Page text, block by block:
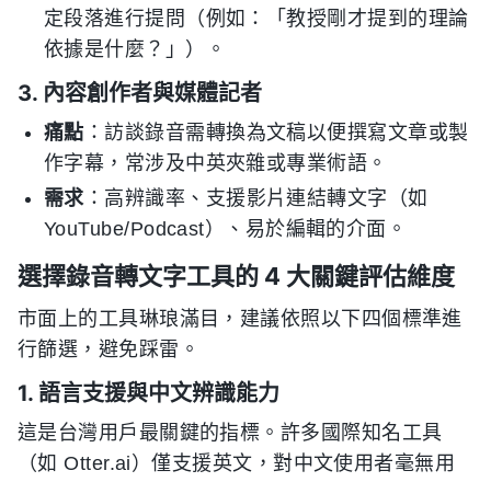
定段落進行提問（例如：「教授剛才提到的理論
依據是什麼？」）。
3. 內容創作者與媒體記者
痛點 ：訪談錄音需轉換為文稿以便撰寫文章或製
作字幕，常涉及中英夾雜或專業術語。
需求：高辨識率、支援影片連結轉文字（如
YouTube/Podcast）、易於編輯的介面。
選擇錄音轉文字工具的 4 大關鍵評估維度
市面上的工具琳琅滿目，建議依照以下四個標準進
行篩選，避免踩雷。
1. 語言支援與中文辨識能力
這是台灣用戶最關鍵的指標。許多國際知名工具
（如 Otter.ai）僅支援英文，對中文使用者毫無用